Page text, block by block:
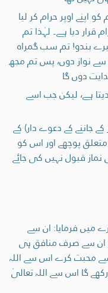
اوپر حرام کر لیا
قرار دیا ہے۔ لہٰذا تم
بندو! تم سب گمراہ
نواز دوں، پس تم مجھ
دوں گا
ہے، لیکن جب اسے
جاننے کے دعوے دار) کے
پوچھے اور اس کو
قبول نہیں کی جائے
میں فرمایا: ان سے
ان سے صرف منافق ہی
محبت کرے اس سے اللہ
گا اس سے اللہ تعالیٰ